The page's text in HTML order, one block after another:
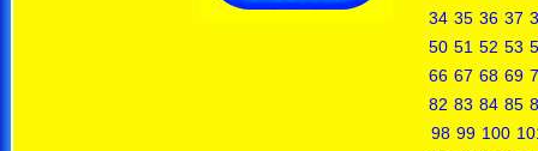
34 35 36 37
50 51 52 53
66 67 68 69
82 83 84 85
98 99 100